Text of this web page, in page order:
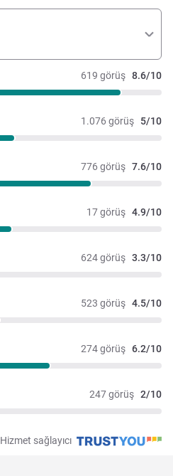
619 görüş 8.6/10
1.076 görüş 5/10
776 görüş 7.6/10
17 görüş 4.9/10
624 görüş 3.3/10
523 görüş 4.5/10
274 görüş 6.2/10
247 görüş 2/10
Hizmet sağlayıcı